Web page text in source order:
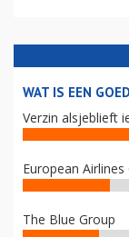
WAT IS EEN
Verzin alsjeblieft
European Airlines
The Blue Group